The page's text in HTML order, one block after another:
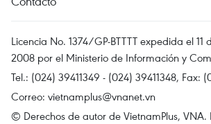
Licencia No. 1374/GP-BTTTT expedida el
2008 por el Ministerio de Información y
Tel.: (024) 39411349 - (024) 39411348, Fax:
Correo: vietnamplus@vnanet.vn
© Derechos de autor de VietnamPlus, VNA.